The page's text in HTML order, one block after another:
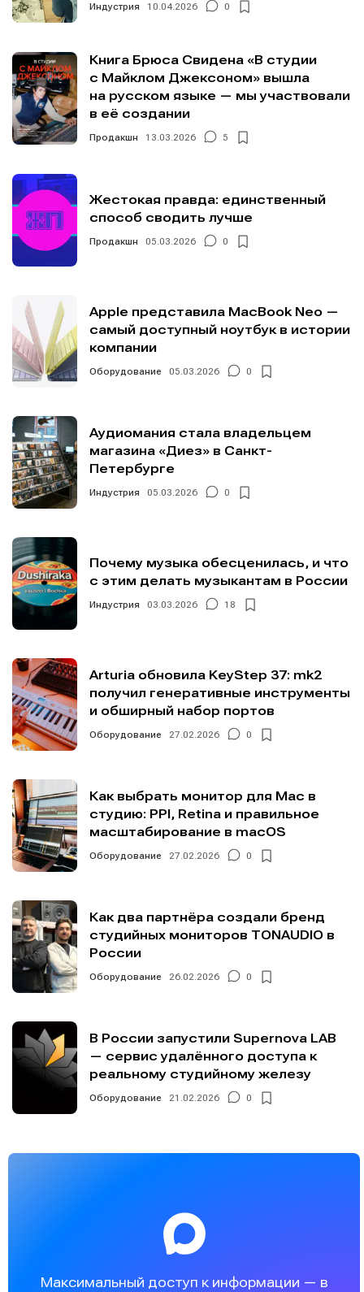
Индустрия 10.04.2026 0
Книга Брюса Свидена «В студии
с Майклом Джексоном» вышла
на русском языке — мы участвовали
в её создании
Продакшн 13.03.2026 5
Жестокая правда: единственный
способ сводить лучше
Продакшн 05.03.2026 0
Apple представила MacBook Neo —
самый доступный ноутбук в истории
компании
Оборудование 05.03.2026 0
Аудиомания стала владельцем
магазина «Диез» в Санкт-
Петербурге
Индустрия 05.03.2026 0
Почему музыка обесценилась, и что
с этим делать музыкантам в России
Индустрия 03.03.2026 18
Arturia обновила KeyStep 37: mk2
получил генеративные инструменты
и обширный набор портов
Оборудование 27.02.2026 0
Как выбрать монитор для Mac в
студию: PPI, Retina и правильное
масштабирование в macOS
Оборудование 27.02.2026 0
Как два партнёра создали бренд
студийных мониторов TONAUDIO в
России
Оборудование 26.02.2026 0
В России запустили Supernova LAB
— сервис удалённого доступа к
реальному студийному железу
Оборудование 21.02.2026 0
Максимальный доступ к информации — в